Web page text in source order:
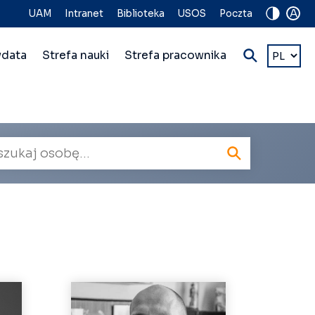
A
UAM Intranet Biblioteka USOS Poczta
Strefa nauki Strefa pracownika
Wybierz
język